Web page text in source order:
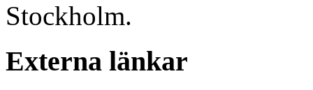
Stockholm.
Externa länkar